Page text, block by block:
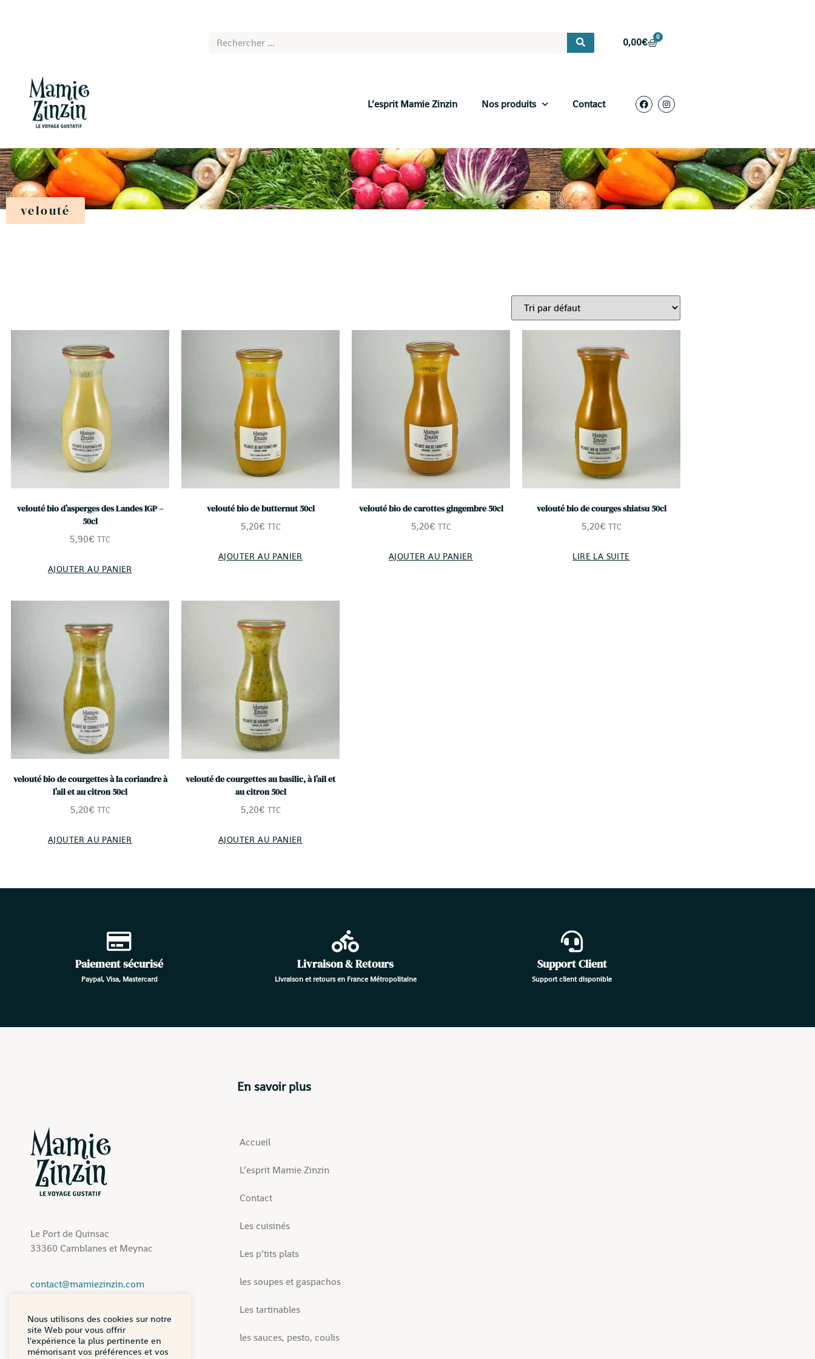
0,00€ 0
L’esprit Mamie Zinzin Nos produits Contact
velouté
velouté bio d’asperges des Landes IGP –
50cl
5,90€ TTC
AJOUTER AU PANIER
velouté bio de butternut 50cl
5,20€ TTC
AJOUTER AU PANIER
velouté bio de carottes gingembre 50cl
5,20€ TTC
AJOUTER AU PANIER
velouté bio de courges shiatsu 50cl
5,20€ TTC
LIRE LA SUITE
velouté bio de courgettes à la coriandre à
l’ail et au citron 50cl
5,20€ TTC
AJOUTER AU PANIER
velouté de courgettes au basilic, à l’ail et
au citron 50cl
5,20€ TTC
AJOUTER AU PANIER
Paiement sécurisé
Paypal, Visa, Mastercard
Livraison & Retours
Livraison et retours en France Métropolitaine
Support Client
Support client disponible
Le Port de Quinsac
33360 Camblanes et Meynac
contact@mamiezinzin.com
06 89 84 06 02
En savoir plus
Accueil
L’esprit Mamie Zinzin
Contact
Les cuisinés
Les p’tits plats
les soupes et gaspachos
Les tartinables
les sauces, pesto, coulis
Nous utilisons des cookies sur notre
site Web pour vous offrir
l'expérience la plus pertinente en
mémorisant vos préférences et vos